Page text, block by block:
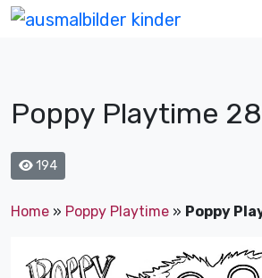
Poppy Playtime 28
194
Home » Poppy Playtime » Poppy